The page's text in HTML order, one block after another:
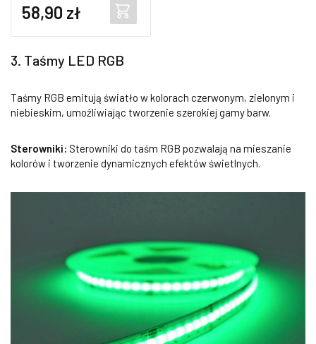
58,90 zł
3. Taśmy LED RGB
Taśmy RGB emitują światło w kolorach czerwonym, zielonym i
niebieskim, umożliwiając tworzenie szerokiej gamy barw.
Sterowniki: Sterowniki do taśm RGB pozwalają na mieszanie
kolorów i tworzenie dynamicznych efektów świetlnych.